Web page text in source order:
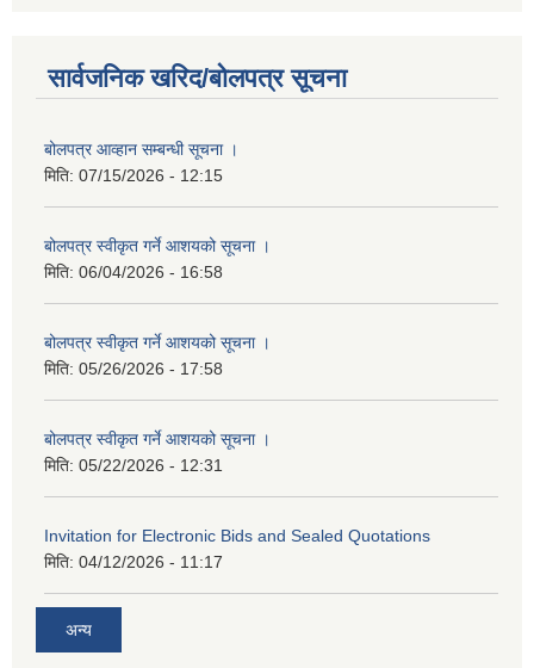
सार्वजनिक खरिद/बोलपत्र सूचना
बोलपत्र आव्हान सम्बन्धी सूचना ।
मिति: 07/15/2026 - 12:15
बोलपत्र स्वीकृत गर्ने आशयको सूचना ।
मिति: 06/04/2026 - 16:58
बोलपत्र स्वीकृत गर्ने आशयको सूचना ।
मिति: 05/26/2026 - 17:58
बोलपत्र स्वीकृत गर्ने आशयको सूचना ।
मिति: 05/22/2026 - 12:31
Invitation for Electronic Bids and Sealed Quotations
मिति: 04/12/2026 - 11:17
अन्य